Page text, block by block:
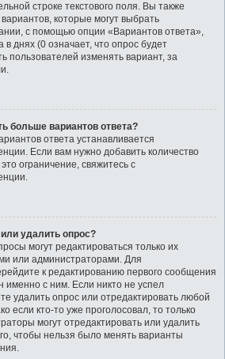
строке текстового поля. Вы также
которые могут выбрать
с помощью опции «Вариантов ответа»,
днях (0 означает, что опрос будет
пользователей изменять вариант, за
больше вариантов ответа?
ответа устанавливается
Если вам нужно добавить количество
ограничение, свяжитесь с
удалить опрос?
могут редактироваться только их
или администраторами. Для
к редактированию первого сообщения
именно с ним. Если никто не успел
удалить опрос или отредактировать любой
если кто-то уже проголосовал, то только
могут отредактировать или удалить
чтобы нельзя было менять варианты